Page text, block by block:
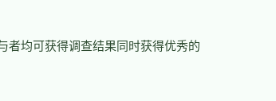
者均可获得调查结果同时获得优秀的